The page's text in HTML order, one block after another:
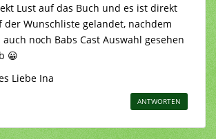
Lust auf das Buch und es ist direkt
der Wunschliste gelandet, nachdem
auch noch Babs Cast Auswahl gesehen
😀
Liebe Ina
ANTWORTEN